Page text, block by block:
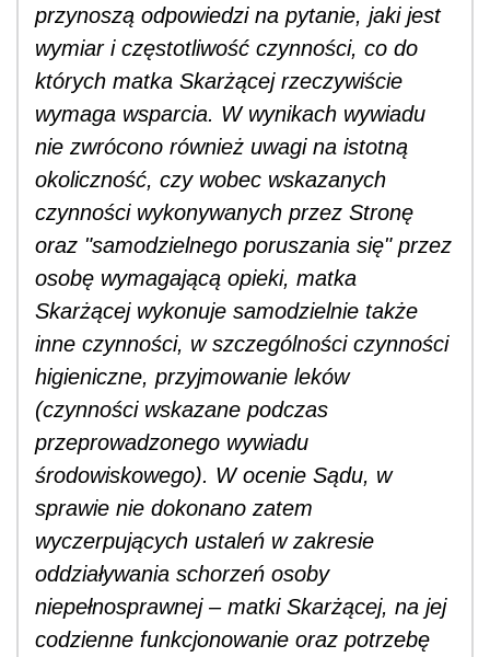
przynoszą odpowiedzi na pytanie, jaki jest
wymiar i częstotliwość czynności, co do
których matka Skarżącej rzeczywiście
wymaga wsparcia. W wynikach wywiadu
nie zwrócono również uwagi na istotną
okoliczność, czy wobec wskazanych
czynności wykonywanych przez Stronę
oraz "samodzielnego poruszania się" przez
osobę wymagającą opieki, matka
Skarżącej wykonuje samodzielnie także
inne czynności, w szczególności czynności
higieniczne, przyjmowanie leków
(czynności wskazane podczas
przeprowadzonego wywiadu
środowiskowego). W ocenie Sądu, w
sprawie nie dokonano zatem
wyczerpujących ustaleń w zakresie
oddziaływania schorzeń osoby
niepełnosprawnej – matki Skarżącej, na jej
codzienne funkcjonowanie oraz potrzebę